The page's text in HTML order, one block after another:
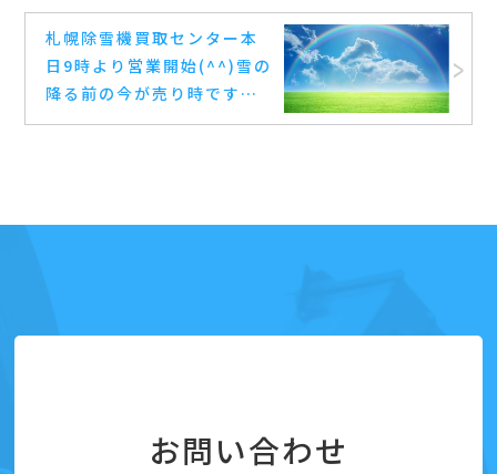
除雪機を是非お売り下さい
ませ(^^) #札幌 #除雪機 #ホ
ンダ #ヤマハ #高価買取 #高
額査定
札幌除雪機買取センター本
日9時より営業開始(^^) 雪の
降る前の今が売り時です
(^^) 買い替えなどで不要な
額査定
お問い合わせ